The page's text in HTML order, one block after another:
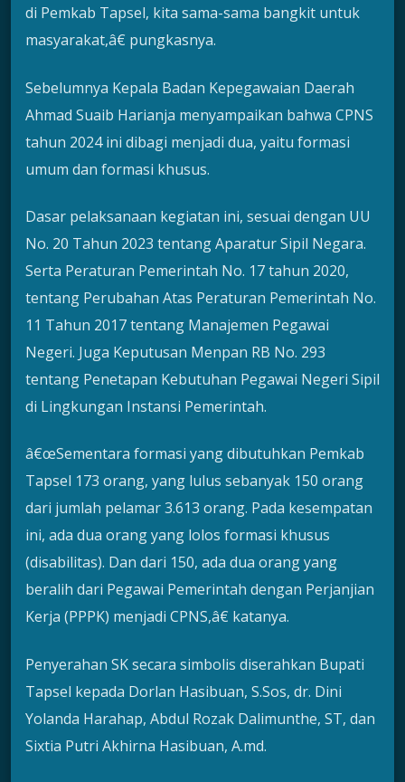
di Pemkab Tapsel, kita sama-sama bangkit untuk
masyarakat,â€ pungkasnya.
Sebelumnya Kepala Badan Kepegawaian Daerah
Ahmad Suaib Harianja menyampaikan bahwa CPNS
tahun 2024 ini dibagi menjadi dua, yaitu formasi
umum dan formasi khusus.
Dasar pelaksanaan kegiatan ini, sesuai dengan UU
No. 20 Tahun 2023 tentang Aparatur Sipil Negara.
Serta Peraturan Pemerintah No. 17 tahun 2020,
tentang Perubahan Atas Peraturan Pemerintah No.
11 Tahun 2017 tentang Manajemen Pegawai
Negeri. Juga Keputusan Menpan RB No. 293
tentang Penetapan Kebutuhan Pegawai Negeri Sipil
di Lingkungan Instansi Pemerintah.
â€œSementara formasi yang dibutuhkan Pemkab
Tapsel 173 orang, yang lulus sebanyak 150 orang
dari jumlah pelamar 3.613 orang. Pada kesempatan
ini, ada dua orang yang lolos formasi khusus
(disabilitas). Dan dari 150, ada dua orang yang
beralih dari Pegawai Pemerintah dengan Perjanjian
Kerja (PPPK) menjadi CPNS,â€ katanya.
Penyerahan SK secara simbolis diserahkan Bupati
Tapsel kepada Dorlan Hasibuan, S.Sos, dr. Dini
Yolanda Harahap, Abdul Rozak Dalimunthe, ST, dan
Sixtia Putri Akhirna Hasibuan, A.md.